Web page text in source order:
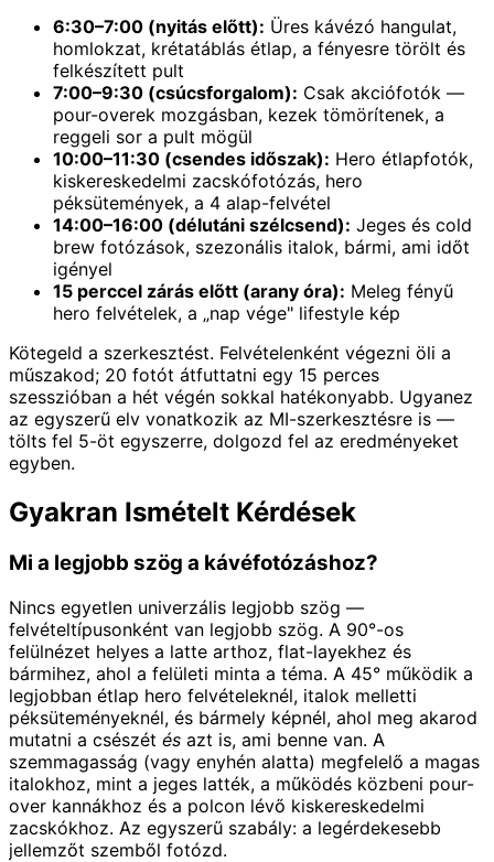
6:30–7:00 (nyitás előtt): Üres kávézó hangulat,
homlokzat, krétatáblás étlap, a fényesre törölt és
felkészített pult
7:00–9:30 (csúcsforgalom): Csak akciófotók —
pour-overek mozgásban, kezek tömörítenek, a
reggeli sor a pult mögül
10:00–11:30 (csendes időszak): Hero étlapfotók,
kiskereskedelmi zacskófotózás, hero
péksütemények, a 4 alap-felvétel
14:00–16:00 (délutáni szélcsend): Jeges és cold
brew fotózások, szezonális italok, bármi, ami időt
igényel
15 perccel zárás előtt (arany óra): Meleg fényű
hero felvételek, a „nap vége" lifestyle kép
Kötegeld a szerkesztést. Felvételenként végezni öli a
műszakod; 20 fotót átfuttatni egy 15 perces
szesszióban a hét végén sokkal hatékonyabb. Ugyanez
az egyszerű elv vonatkozik az MI-szerkesztésre is —
tölts fel 5-öt egyszerre, dolgozd fel az eredményeket
egyben.
Gyakran Ismételt Kérdések
Mi a legjobb szög a kávéfotózáshoz?
Nincs egyetlen univerzális legjobb szög —
felvételtípusonként van legjobb szög. A 90°-os
felülnézet helyes a latte arthoz, flat-layekhez és
bármihez, ahol a felületi minta a téma. A 45° működik a
legjobban étlap hero felvételeknél, italok melletti
péksüteményeknél, és bármely képnél, ahol meg akarod
mutatni a csészét és azt is, ami benne van. A
szemmagasság (vagy enyhén alatta) megfelelő a magas
italokhoz, mint a jeges latték, a működés közbeni pour-
over kannákhoz és a polcon lévő kiskereskedelmi
zacskókhoz. Az egyszerű szabály: a legérdekesebb
jellemzőt szemből fotózd.